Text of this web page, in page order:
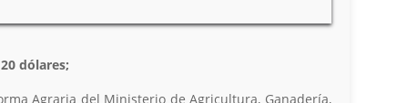
dólares;
Agraria del Ministerio de Agricultura, Ganadería,